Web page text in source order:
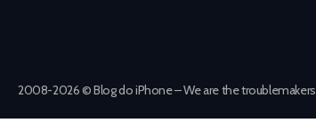
2008-2026 © Blog do iPhone – We are the troublemakers.